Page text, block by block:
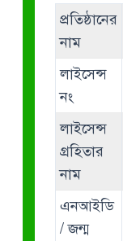
প্রতিষ্ঠানের
নাম
লাইসেন্স
নং
লাইসেন্স
গ্রহিতার
নাম
এনআইডি
/ জন্ম